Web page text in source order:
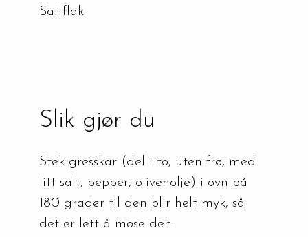
Saltflak
Slik gjør du
Stek gresskar (del i to, uten frø, med
litt salt, pepper, olivenolje) i ovn på
180 grader til den blir helt myk, så
det er lett å mose den.